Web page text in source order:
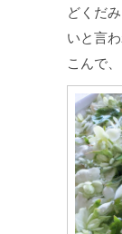
どくだ
いと言
こんで